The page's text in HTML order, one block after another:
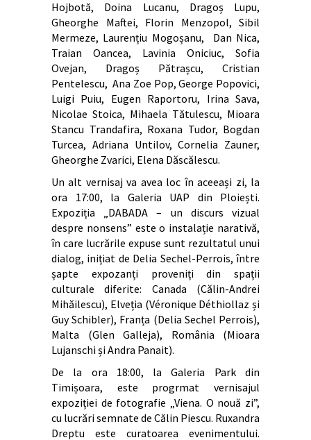
Hojbotă, Doina Lucanu, Dragoș Lupu,
Gheorghe Maftei, Florin Menzopol, Sibil
Mermeze, Laurențiu Mogoșanu, Dan Nica,
Traian Oancea, Lavinia Oniciuc, Sofia
Ovejan, Dragoș Pătrașcu, Cristian
Pentelescu, Ana Zoe Pop, George Popovici,
Luigi Puiu, Eugen Raportoru, Irina Sava,
Nicolae Stoica, Mihaela Tătulescu, Mioara
Stancu Trandafira, Roxana Tudor, Bogdan
Turcea, Adriana Untilov, Cornelia Zauner,
Gheorghe Zvarici, Elena Dăscălescu.
Un alt vernisaj va avea loc în aceeași zi, la
ora 17:00, la Galeria UAP din Ploiești.
Expoziția „DABADA – un discurs vizual
despre nonsens” este o instalație narativă,
în care lucrările expuse sunt rezultatul unui
dialog, inițiat de Delia Sechel-Perrois, între
șapte expozanți proveniți din spații
culturale diferite: Canada (Călin-Andrei
Mihăilescu), Elveția (Véronique Déthiollaz și
Guy Schibler), Franța (Delia Sechel Perrois),
Malta (Glen Galleja), România (Mioara
Lujanschi și Andra Panait).
De la ora 18:00, la Galeria Park din
Timișoara, este progrmat vernisajul
expoziției de fotografie „Viena. O nouă zi”,
cu lucrări semnate de Călin Piescu. Ruxandra
Dreptu este curatoarea evenimentului.